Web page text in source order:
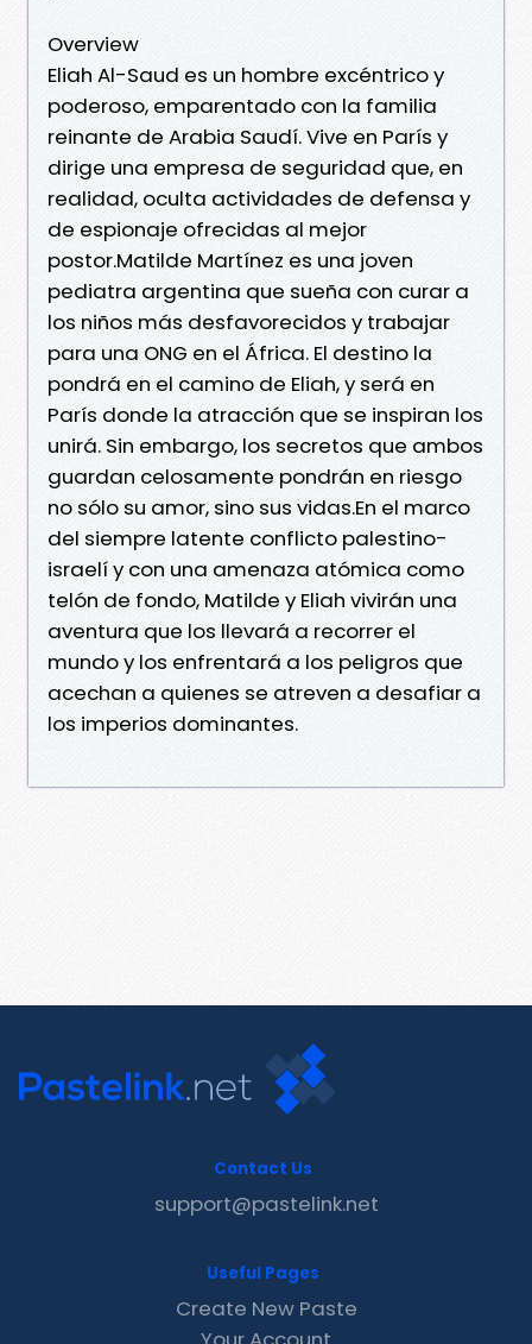
Overview
Eliah Al-Saud es un hombre excéntrico y
poderoso, emparentado con la familia
reinante de Arabia Saudí. Vive en París y
dirige una empresa de seguridad que, en
realidad, oculta actividades de defensa y
de espionaje ofrecidas al mejor
postor.Matilde Martínez es una joven
pediatra argentina que sueña con curar a
los niños más desfavorecidos y trabajar
para una ONG en el África. El destino la
pondrá en el camino de Eliah, y será en
París donde la atracción que se inspiran los
unirá. Sin embargo, los secretos que ambos
guardan celosamente pondrán en riesgo
no sólo su amor, sino sus vidas.En el marco
del siempre latente conflicto palestino-
israelí y con una amenaza atómica como
telón de fondo, Matilde y Eliah vivirán una
aventura que los llevará a recorrer el
mundo y los enfrentará a los peligros que
acechan a quienes se atreven a desafiar a
los imperios dominantes.
Contact Us
support@pastelink.net
Useful Pages
Create New Paste